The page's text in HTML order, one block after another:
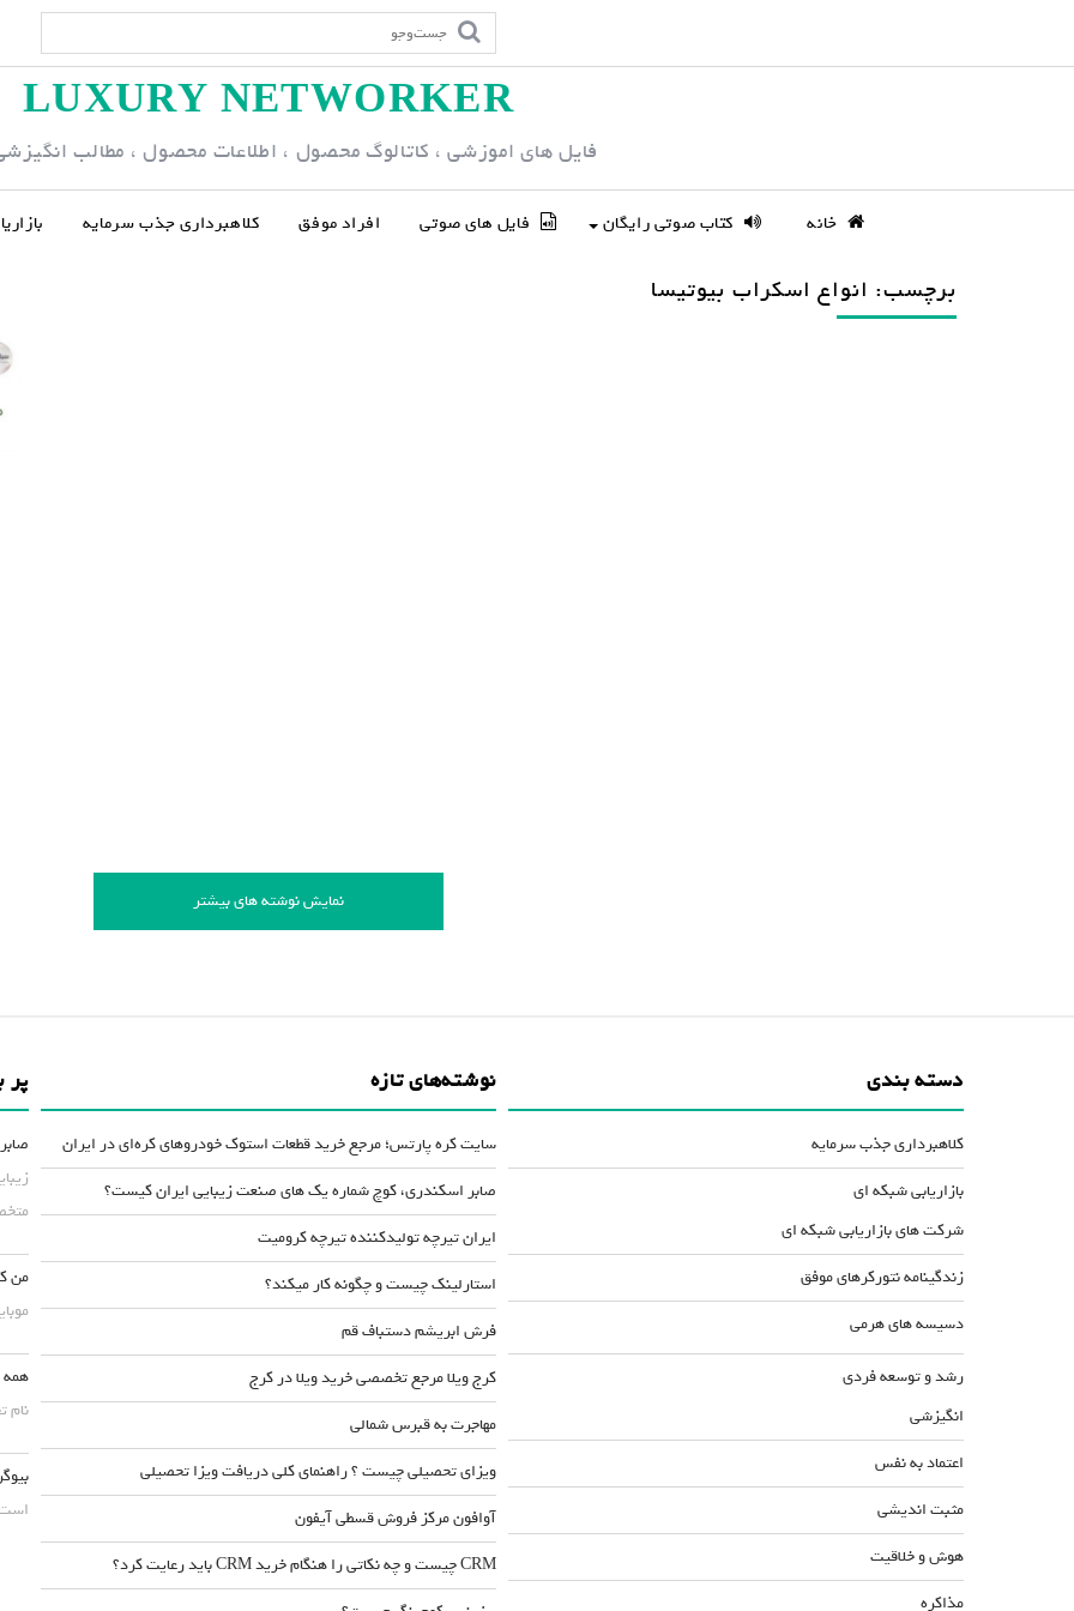
o
LUXURY NETWORKER
فایل های اموزشی ، کاتالوگ محصول ، اطلاعات محصول ، مطالب
خانه کتاب صوتی رایگان فایل های صوتی افراد موفق کلاهبرداری جذب سرمایه
برچسب: انواع اسکراب بیوتیسا
نمایش نوشته های بیشتر
پر
من
موبایلش
همه
نام
نوشته‌های تازه
سایت کره پارتس؛ مرجع خرید قطعات استوک خودروهای کره‌ای در ایران
صابر اسکندری، کوچ شماره یک های صنعت زیبایی ایران کیست؟
ایران تیرچه تولیدکننده تیرچه کرومیت
استارلینک چیست و چگونه کار میکند؟
فرش ابریشم دستباف قم
کرج ویلا مرجع تخصصی خرید ویلا در کرج
مهاجرت به قبرس شمالی
ویزای تحصیلی چیست ؟ راهنمای کلی دریافت ویزا تحصیلی
آوافون مرکز فروش قسطی آیفون
CRM چیست و چه نکاتی را هنگام خرید CRM باید رعایت کرد؟
دسته بندی
کلاهبرداری جذب سرمایه
بازاریابی شبکه ای
شرکت های بازاریابی شبکه ای
زندگینامه نتورکرهای موفق
دسیسه های هرمی
رشد و توسعه فردی
انگیزشی
اعتماد به نفس
مثبت اندیشی
هوش و خلاقیت
مذاکره